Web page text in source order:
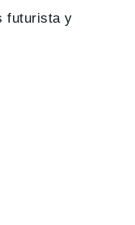
futurista y